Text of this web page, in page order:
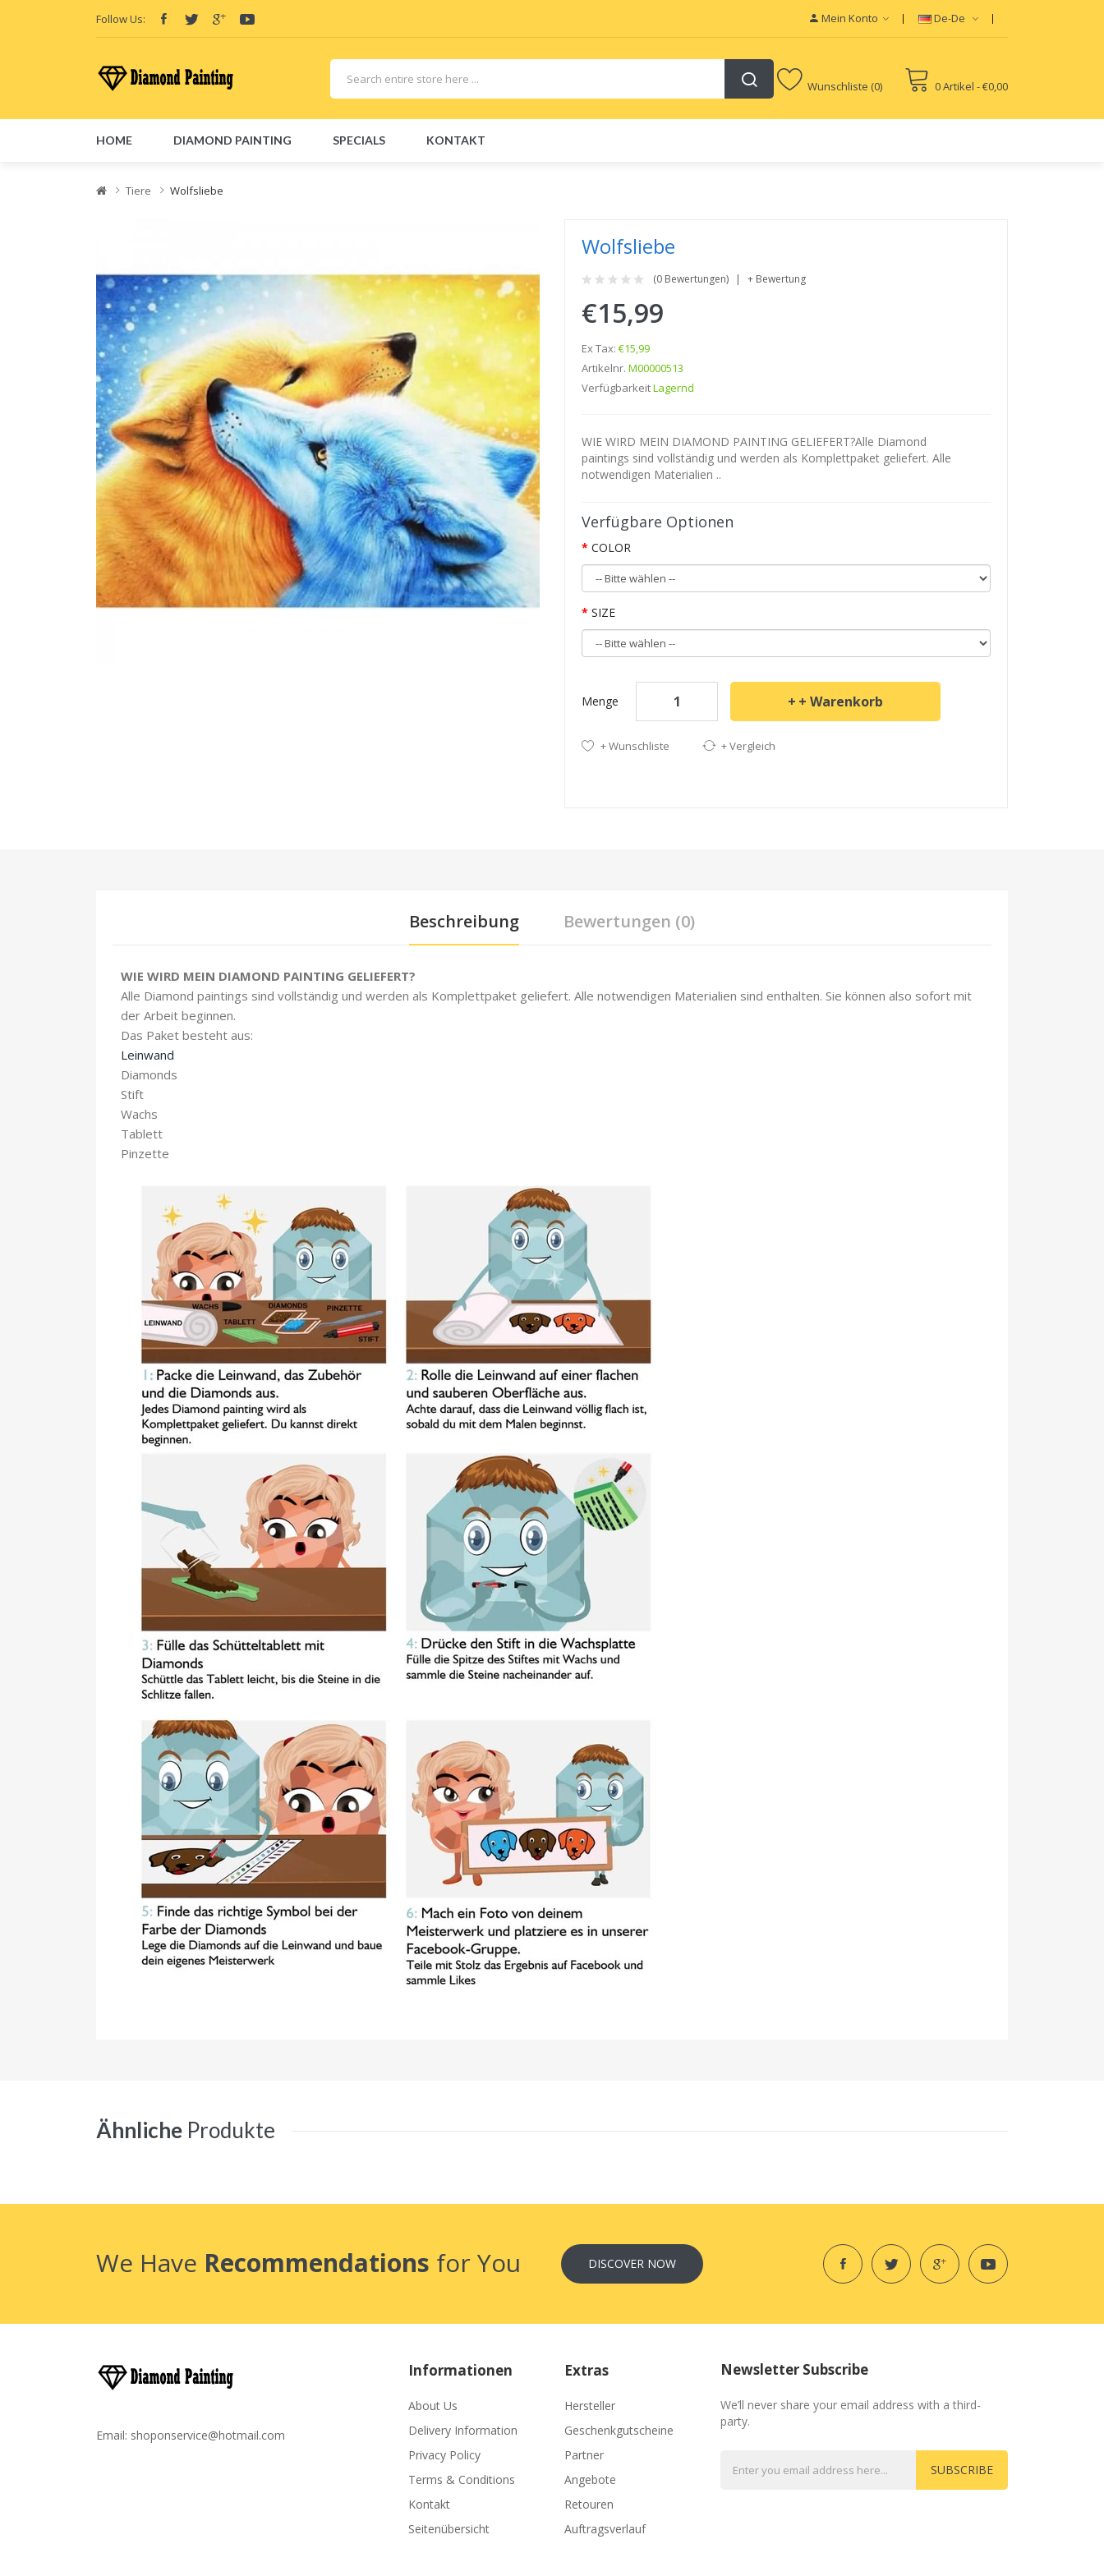
Follow Us: Mein Konto De-De
Wunschliste (0) 0 Artikel - €0,00
HOME DIAMOND PAINTING SPECIALS KONTAKT
Tiere Wolfsliebe
Wolfsliebe
(0 Bewertungen) + Bewertung
€15,99
Ex Tax: €15,99
Artikelnr. M00000513
VerfügbarkeitLagernd
WIE WIRD MEIN DIAMOND PAINTING GELIEFERT?Alle Diamond
paintings sind vollständig und werden als Komplettpaket geliefert. Alle
notwendigen Materialien ..
Verfügbare Optionen
COLOR
SIZE
Menge + Warenkorb
+ Wunschliste + Vergleich
Beschreibung Bewertungen (0)
WIE WIRD MEIN DIAMOND PAINTING GELIEFERT?
Alle Diamond paintings sind vollständig und werden als Komplettpaket geliefert. Alle notwendigen Materialien sind enthalten. Sie können also sofort mit
der Arbeit beginnen.
Das Paket besteht aus:
Leinwand
Diamonds
Stift
Wachs
Tablett
Pinzette
Ähnliche Produkte
We Have Recommendations for You DISCOVER NOW
Email: shoponservice@hotmail.com
Informationen
About Us
Delivery Information
Privacy Policy
Terms & Conditions
Kontakt
Seitenübersicht
Extras
Hersteller
Geschenkgutscheine
Partner
Angebote
Retouren
Auftragsverlauf
Newsletter Subscribe
We’ll never share your email address with a third-
party.
SUBSCRIBE